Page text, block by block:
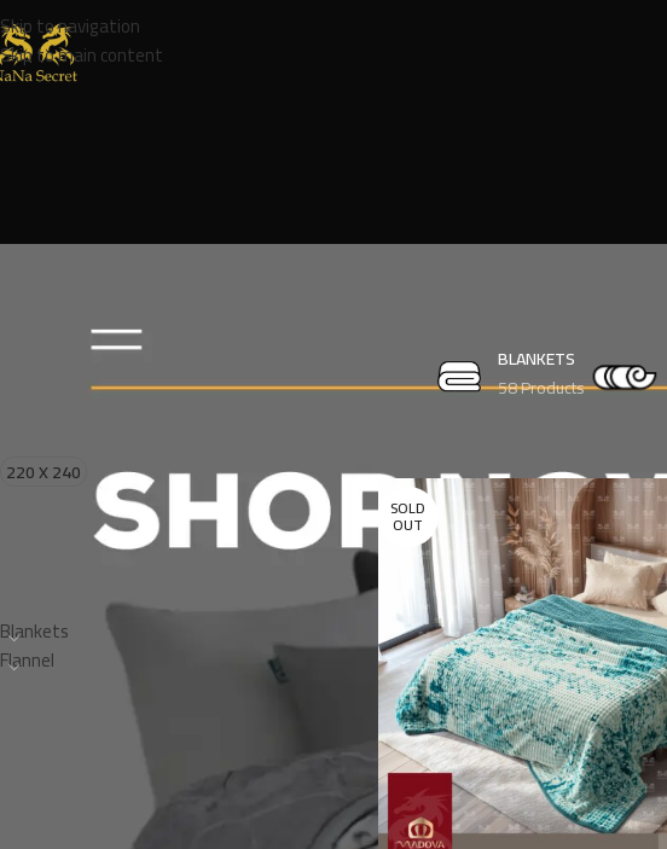
Skip to navigation
Skip to main content
BLANKETS
58 Products
220 X 240 12
Blankets
Flannel
SOLD
OUT